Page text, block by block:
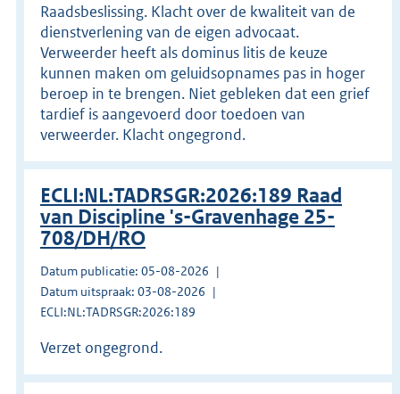
Raadsbeslissing. Klacht over de kwaliteit van de
dienstverlening van de eigen advocaat.
Verweerder heeft als dominus litis de keuze
kunnen maken om geluidsopnames pas in hoger
beroep in te brengen. Niet gebleken dat een grief
tardief is aangevoerd door toedoen van
verweerder. Klacht ongegrond.
ECLI:NL:TADRSGR:2026:189 Raad
van Discipline 's-Gravenhage 25-
708/DH/RO
Datum publicatie: 05-08-2026
Datum uitspraak: 03-08-2026
ECLI:NL:TADRSGR:2026:189
Verzet ongegrond.